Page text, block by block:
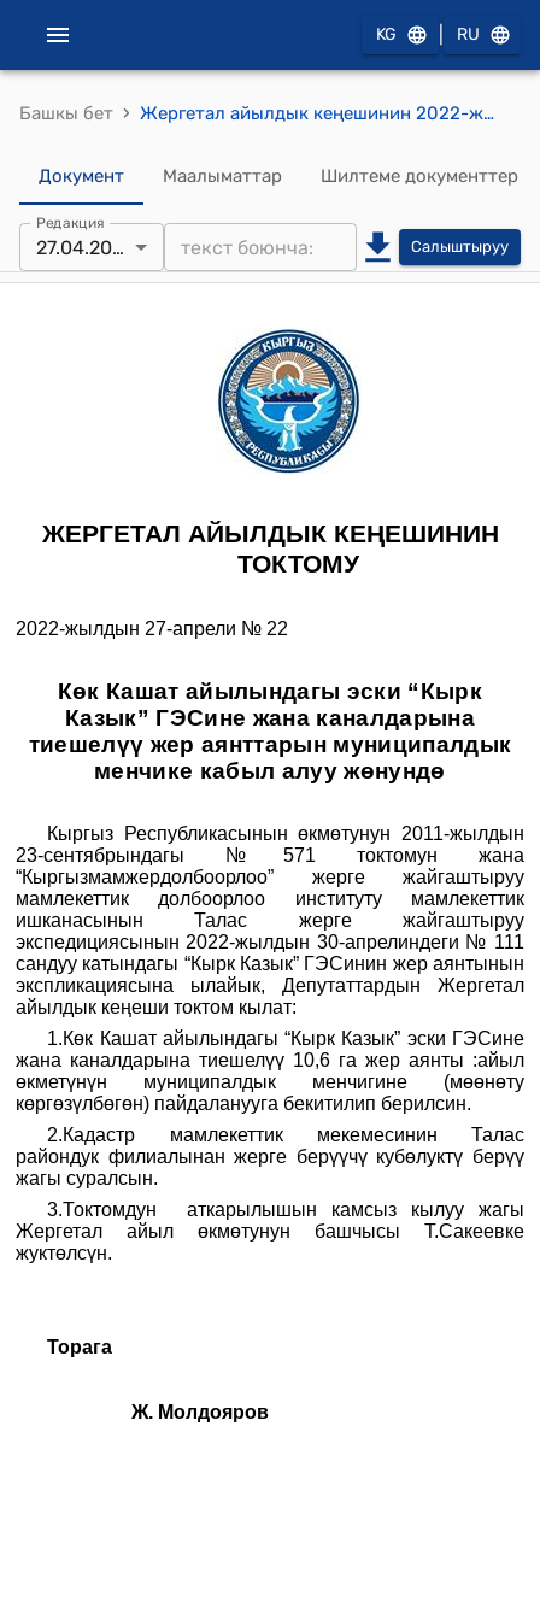
KG RU
Башкы бет › Жергетал айылдык кеңешинин 2022-жылдын 27-апрелиндеги № 22 "Көк Кашат айылындагы эски “Кырк Казык” ГЭСине жана каналдарына тиешелүү жер аянттарын муниципалдык менчике кабыл алуу жөнундө" токтому
Документ Маалыматтар Шилтеме документтер
Редакция
27.04.2022 Салыштыруу